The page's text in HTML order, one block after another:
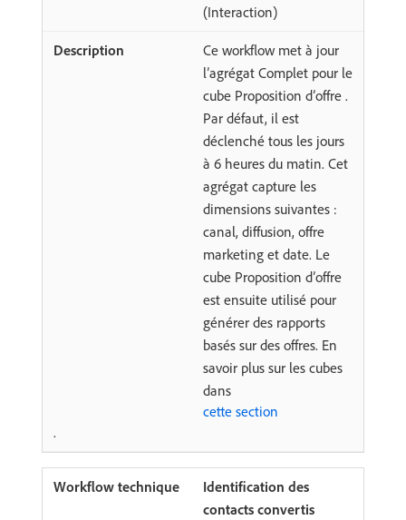
(Interaction)
Ce workflow met à jour
l’agrégat Complet pour le
cube Proposition d’offre .
Par défaut, il est
déclenché tous les jours
à 6 heures du matin. Cet
agrégat capture les
dimensions suivantes :
canal, diffusion, offre
marketing et date. Le
cube Proposition d’offre
est ensuite utilisé pour
générer des rapports
basés sur des offres. En
savoir plus sur les cubes
dans
cette section
.
Identification des
contacts convertis